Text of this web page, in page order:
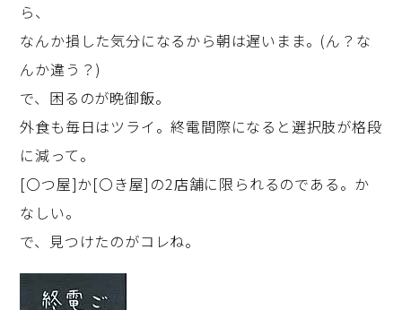
ら、
なんか損した気分になるから朝は遅いまま。(ん？な
んか違う？)
で、困るのが晩御飯。
外食も毎日はツライ。終電間際になると選択肢が格段
に減って。
[〇つ屋]か[〇き屋]の2店舗に限られるのである。か
なしい。
で、見つけたのがコレね。